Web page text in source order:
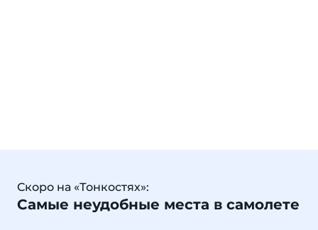
Скоро на «Тонкостях»:
Самые неудобные места в самолете